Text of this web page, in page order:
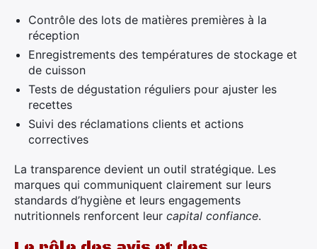
Contrôle des lots de matières premières à la
réception
Enregistrements des températures de stockage et
de cuisson
Tests de dégustation réguliers pour ajuster les
recettes
Suivi des réclamations clients et actions
correctives
La transparence devient un outil stratégique. Les
marques qui communiquent clairement sur leurs
standards d’hygiène et leurs engagements
nutritionnels renforcent leur capital confiance.